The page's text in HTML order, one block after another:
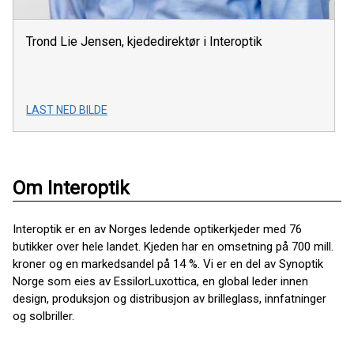
Trond Lie Jensen, kjededirektør i Interoptik
LAST NED BILDE
Om Interoptik
Interoptik er en av Norges ledende optikerkjeder med 76
butikker over hele landet. Kjeden har en omsetning på 700 mill.
kroner og en markedsandel på 14 %. Vi er en del av Synoptik
Norge som eies av EssilorLuxottica, en global leder innen
design, produksjon og distribusjon av brilleglass, innfatninger
og solbriller.